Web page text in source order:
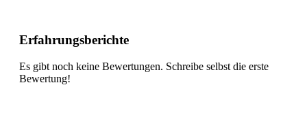
Erfahrungsberichte
Es gibt noch keine Bewertungen. Schreibe selbst die erste
Bewertung!